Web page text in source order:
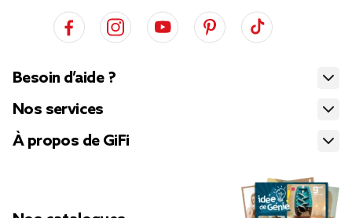
Besoin d’aide ?
Nos services
À propos de GiFi